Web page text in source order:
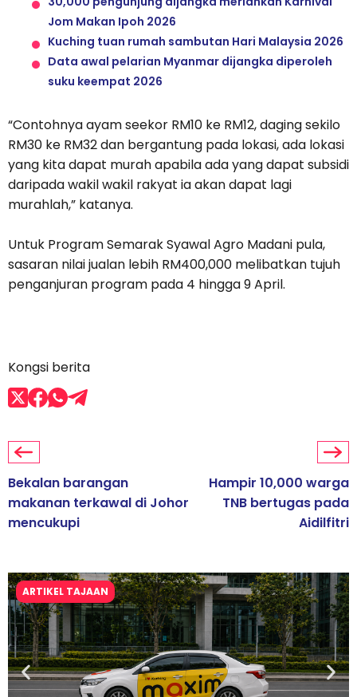
Jom Makan Ipoh 2026
Kuching tuan rumah sambutan Hari Malaysia 2026
Data awal pelarian Myanmar dijangka diperoleh
suku keempat 2026
“Contohnya ayam seekor RM10 ke RM12, daging sekilo
RM30 ke RM32 dan bergantung pada lokasi, ada lokasi
yang kita dapat murah apabila ada yang dapat subsidi
daripada wakil wakil rakyat ia akan dapat lagi
murahlah,” katanya.
Untuk Program Semarak Syawal Agro Madani pula,
sasaran nilai jualan lebih RM400,000 melibatkan tujuh
penganjuran program pada 4 hingga 9 April.
Kongsi berita
Bekalan barangan
makanan terkawal di Johor
mencukupi
Hampir 10,000 warga
TNB bertugas pada
Aidilfitri
ARTIKEL TAJAAN